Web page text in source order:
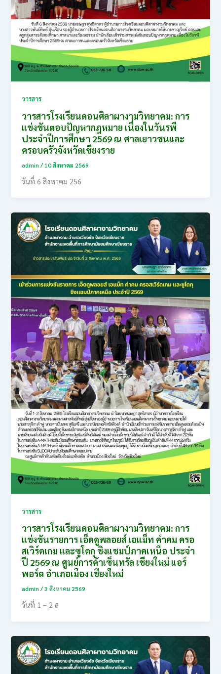
วารสาร
วารสารโรงเรียนดอนศิลาผางามวิทยาคม: การ
แข่งขันตอบปัญหากฎหมาย เนื่องในวันรพี
ประจำปีการศึกษา 2569 ณ ศาลเยาวชนและ
ครอบครัวจังหวัดเชียงราย
admin/10 สิงหาคม 2569
วันที่ 6 สิงหาคม 256
วารสาร
วารสารโรงเรียนดอนศิลาผางามวิทยาคม: การ
แข่งขันรายการ เอ็ดดูพลอยส์ เอแม็ท คำคม ครอ
สเวิร์ดเกม และซูโดกุ ชิงแชมป์ภาคเหนือ ประจำ
ปี 2569 ณ ศูนย์การค้าเซ็นทรัล เชียงใหม่ แอร์
พอร์ต อำเภอเมือง เชียงใหม่
admin/3 สิงหาคม 2569
วันที่ 1 – 2 ส